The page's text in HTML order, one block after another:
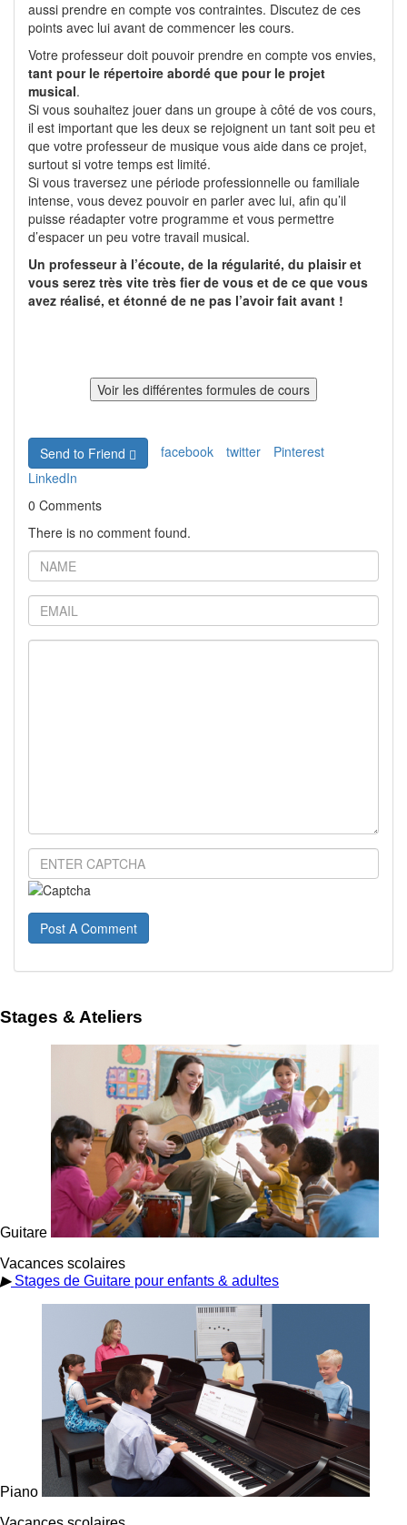
aussi prendre en compte vos contraintes. Discutez de ces
points avec lui avant de commencer les cours.
Votre professeur doit pouvoir prendre en compte vos envies,
tant pour le répertoire abordé que pour le projet
musical.
Si vous souhaitez jouer dans un groupe à côté de vos cours,
il est important que les deux se rejoignent un tant soit peu et
que votre professeur de musique vous aide dans ce projet,
surtout si votre temps est limité.
Si vous traversez une période professionnelle ou familiale
intense, vous devez pouvoir en parler avec lui, afin qu’il
puisse réadapter votre programme et vous permettre
d’espacer un peu votre travail musical.
Un professeur à l’écoute, de la régularité, du plaisir et
vous serez très vite très fier de vous et de ce que vous
avez réalisé, et étonné de ne pas l’avoir fait avant !
Send to Friend facebook twitter
Pinterest
LinkedIn
0 Comments
There is no comment found.
Post A Comment
Stages & Ateliers
Guitare
Vacances scolaires
▶Stages de Guitare pour enfants & adultes
Piano